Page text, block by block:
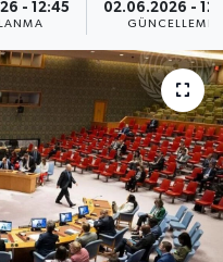
- 12:45 02.06.2026 -
GÜNCELLEME